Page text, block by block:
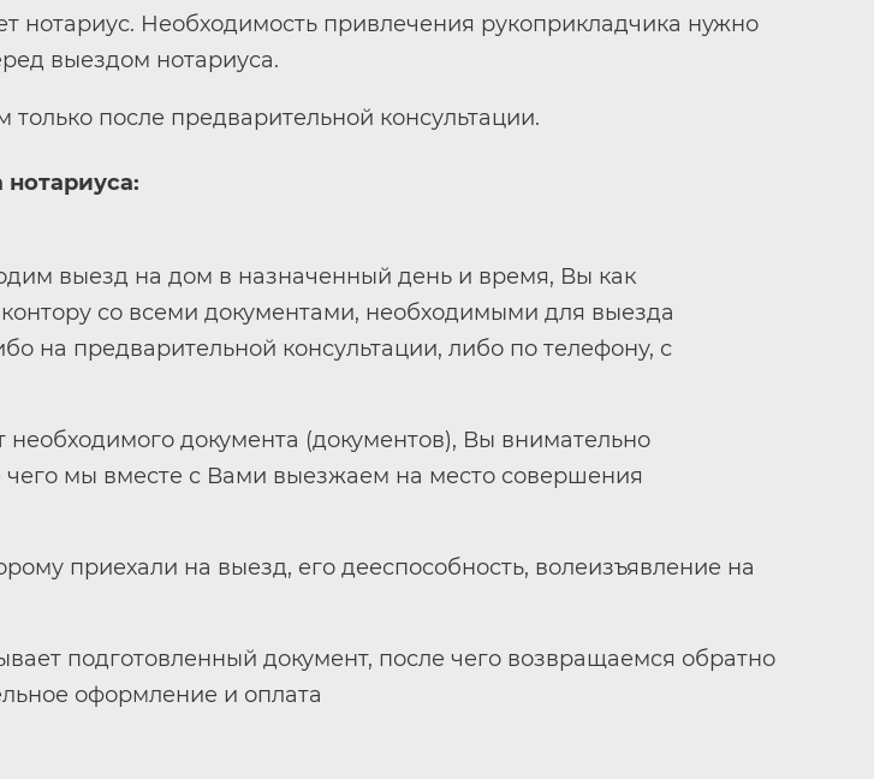
нотариус. Необходимость привлечения рукоприкладчика нужно
выездом нотариуса.
после предварительной консультации.
выезд на дом в назначенный день и время, Вы как
со всеми документами, необходимыми для выезда
на предварительной консультации, либо по телефону, с
документа (документов), Вы внимательно
мы вместе с Вами выезжаем на место совершения
приехали на выезд, его дееспособность, волеизъявление на
подготовленный документ, после чего возвращаемся обратно
оформление и оплата